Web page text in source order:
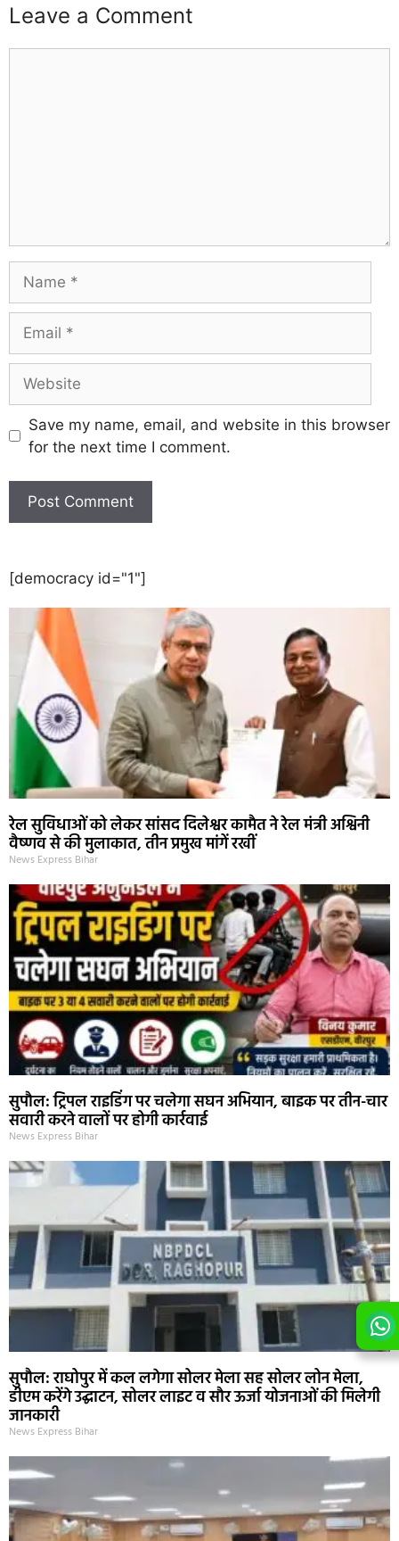
Leave a Comment
Save my name, email, and website in this browser
for the next time I comment.
[democracy id="1"]
रेल सुविधाओं को लेकर सांसद दिलेश्वर कामैत ने रेल मंत्री अश्विनी
वैष्णव से की मुलाकात, तीन प्रमुख मांगें रखीं
News Express Bihar
सुपौल: ट्रिपल राइडिंग पर चलेगा सघन अभियान, बाइक पर तीन-चार
सवारी करने वालों पर होगी कार्रवाई
News Express Bihar
सुपौल: राघोपुर में कल लगेगा सोलर मेला सह सोलर लोन मेला,
डीएम करेंगे उद्घाटन, सोलर लाइट व सौर ऊर्जा योजनाओं की मिलेगी
जानकारी
News Express Bihar